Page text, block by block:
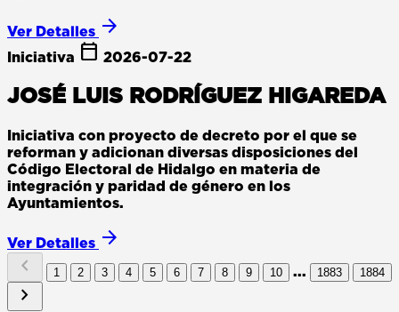
Ver Detalles arrow_forward
Iniciativa calendar_today 2026-07-22
JOSÉ LUIS RODRÍGUEZ HIGAREDA
Iniciativa con proyecto de decreto por el que se
reforman y adicionan diversas disposiciones del
Código Electoral de Hidalgo en materia de
integración y paridad de género en los
Ayuntamientos.
Ver Detalles arrow_forward
chevron_left
1 2 3 4 5 6 7 8 9 10 ... 1883 1884
chevron_right